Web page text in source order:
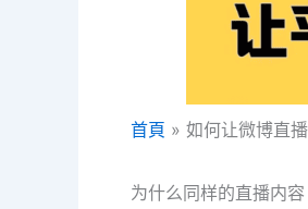
首頁 如何让微博直
为什么同样的直播内